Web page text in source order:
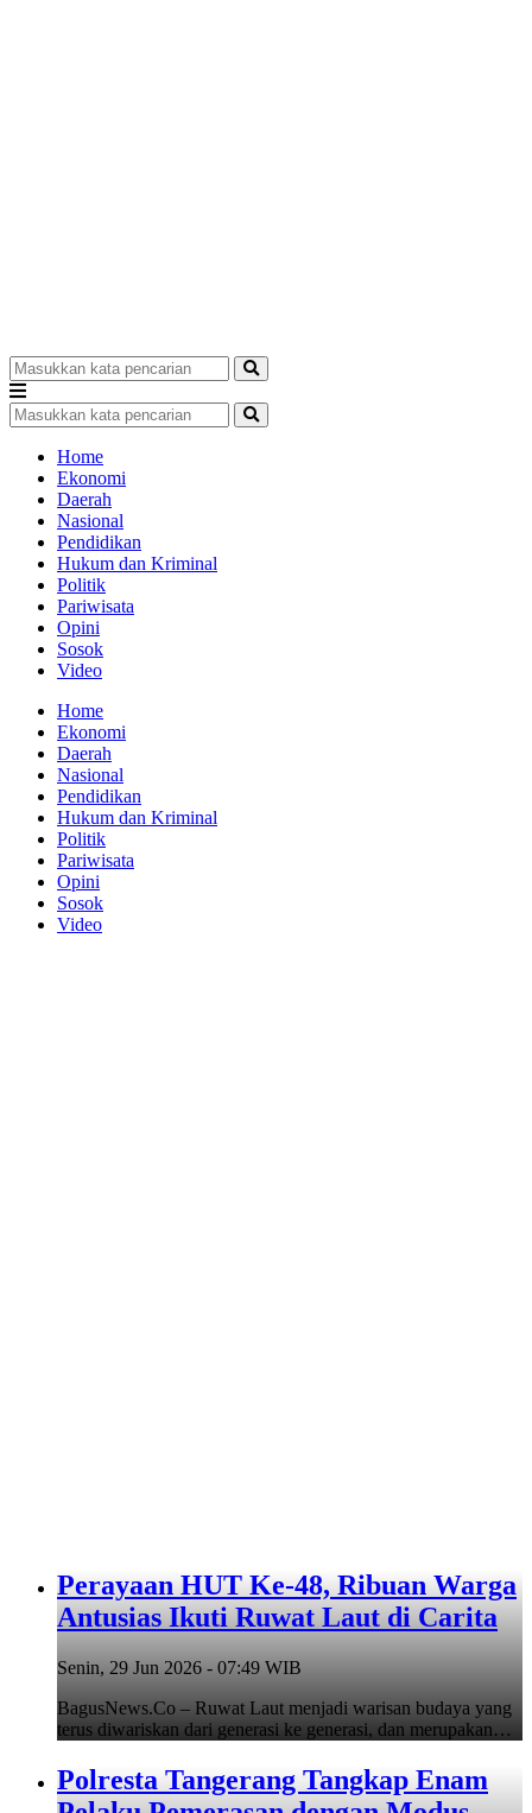
Home
Ekonomi
Daerah
Nasional
Pendidikan
Hukum dan Kriminal
Politik
Pariwisata
Opini
Sosok
Video
Home
Ekonomi
Daerah
Nasional
Pendidikan
Hukum dan Kriminal
Politik
Pariwisata
Opini
Sosok
Video
Perayaan HUT Ke-48, Ribuan Warga
Antusias Ikuti Ruwat Laut di Carita
Senin, 29 Jun 2026 - 07:49 WIB
BagusNews.Co – Ruwat Laut menjadi warisan budaya yang
terus diwariskan dari generasi ke generasi, dan merupakan…
Polresta Tangerang Tangkap Enam